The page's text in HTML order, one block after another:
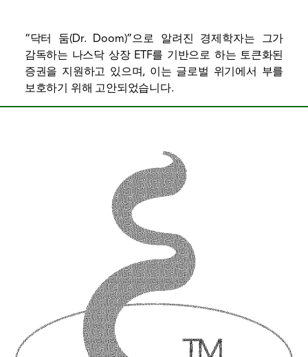
“닥터 둠(Dr. Doom)”으로 알려진 경제학자는 그가
감독하는 나스닥 상장 ETF를 기반으로 하는 토큰화된
증권을 지원하고 있으며, 이는 글로벌 위기에서 부를
보호하기 위해 고안되었습니다.